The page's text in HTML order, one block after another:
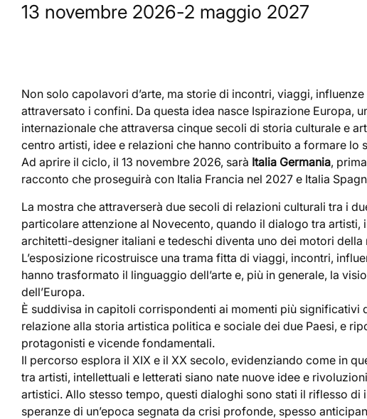
13 novembre 2026-2 maggio 2027
Non solo capolavori d’arte, ma storie di incontri, viaggi,
attraversato i confini. Da questa idea nasce Ispirazione Europa,
internazionale che attraversa cinque secoli di storia culturale e
centro artisti, idee e relazioni che hanno contribuito a formare lo
Ad aprire il ciclo, il 13 novembre 2026, sarà Italia Germania,
racconto che proseguirà con Italia Francia nel 2027 e Italia
La mostra che attraverserà due secoli di relazioni culturali tra i
particolare attenzione al Novecento, quando il dialogo tra artisti,
architetti-designer italiani e tedeschi diventa uno dei motori della
L’esposizione ricostruisce una trama fitta di viaggi, incontri,
hanno trasformato il linguaggio dell’arte e, più in generale, la
dell’Europa.
È suddivisa in capitoli corrispondenti ai momenti più significativi
relazione alla storia artistica politica e sociale dei due Paesi, e
protagonisti e vicende fondamentali.
Il percorso esplora il XIX e il XX secolo, evidenziando come in
tra artisti, intellettuali e letterati siano nate nuove idee e
artistici. Allo stesso tempo, questi dialoghi sono stati il riflesso di
speranze di un’epoca segnata da crisi profonde, spesso